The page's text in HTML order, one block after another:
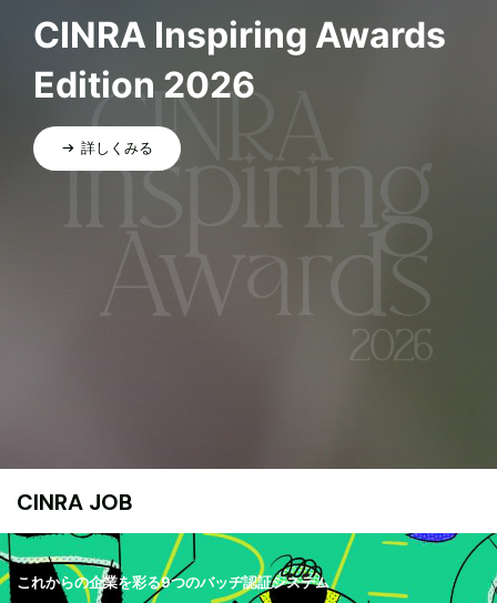
CINRA Inspiring Awards
Edition 2026
詳しくみる
CINRA JOB
これからの企業を彩る9つのバッヂ認証システム